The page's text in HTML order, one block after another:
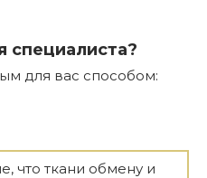
специалиста?
для вас способом:
что ткани обмену и